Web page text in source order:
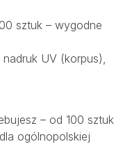
sztuk – wygodne
UV (korpus),
– od 100 sztuk
ogólnopolskiej